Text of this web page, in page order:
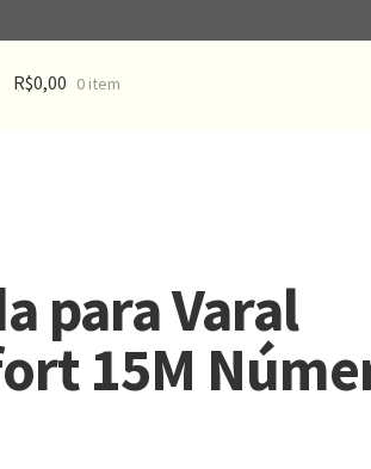
R$0,00 0 item
para Varal
15M